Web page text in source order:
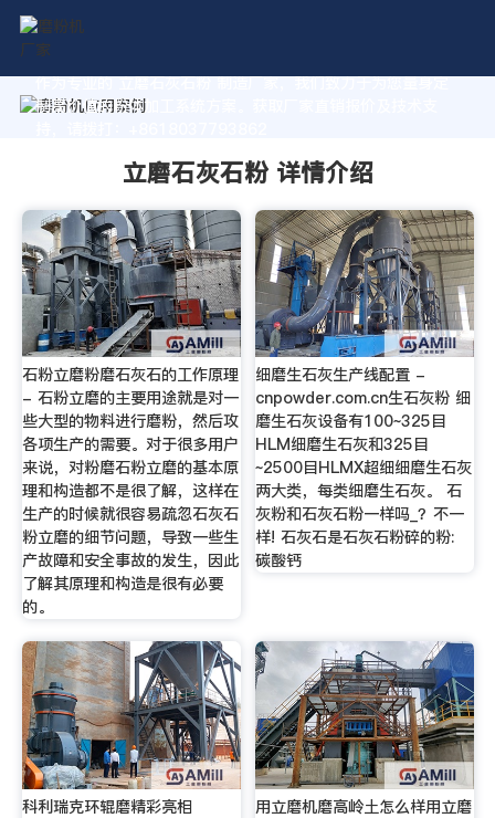
作为专业的 立磨石灰石粉 制造厂家，我们致力于为您量身定
制高价值的粉体加工系统方案。获取厂家直销报价及技术支
立磨石灰石粉 详情介绍
石粉立磨粉磨石灰石的工作原理
- 石粉立磨的主要用途就是对一
些大型的物料进行磨粉，然后攻
各项生产的需要。对于很多用户
来说，对粉磨石粉立磨的基本原
理和构造都不是很了解，这样在
生产的时候就很容易疏忽石灰石
粉立磨的细节问题，导致一些生
产故障和安全事故的发生，因此
了解其原理和构造是很有必要
的。
细磨生石灰生产线配置 -
cnpowder.com.cn生石灰粉 细
磨生石灰设备有100~325目
HLM细磨生石灰和325目
~2500目HLMX超细细磨生石灰
两大类，每类细磨生石灰。 石
灰粉和石灰石粉一样吗_？不一
样! 石灰石是石灰石粉碎的粉:
碳酸钙
科利瑞克环辊磨精彩亮相
用立磨机磨高岭土怎么样用立磨